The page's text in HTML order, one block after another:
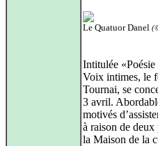
Le Quatuor Danel
Intitulée
Voix intimes, le
Tournai, se
3 avril.
motivés
à raison de
la Maison de la